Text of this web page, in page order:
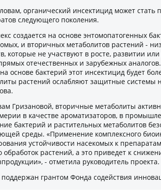
органический инсектицид может стать
следующего поколения.
создается на основе энтомопатогенных
и вторичных метаболитов растений -
которые не участвуют в росте, развитии
отечественных и зарубежных
основе бактерий этот инсектицид будет
растений ослабляют защитные системы
Гризановой, вторичные метаболиты
в качестве ароматизаторов, в
бактерий и растительных метаболитов
среды. «Применение комплексного
устойчивости насекомых к
обработок растений, а это приведет к
- отметила руководитель проекта.
поддержан грантом Фонда содействия